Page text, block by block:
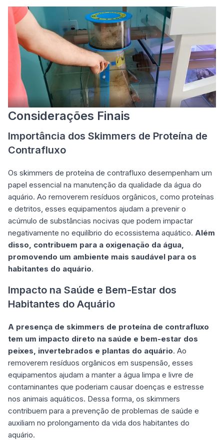
Considerações Finais
Importância dos Skimmers de Proteína de
Contrafluxo
Os skimmers de proteína de contrafluxo desempenham um
papel essencial na manutenção da qualidade da água do
aquário. Ao removerem resíduos orgânicos, como proteínas
e detritos, esses equipamentos ajudam a prevenir o
acúmulo de substâncias nocivas que podem impactar
negativamente no equilíbrio do ecossistema aquático. Além
disso, contribuem para a oxigenação da água,
promovendo um ambiente mais saudável para os
habitantes do aquário.
Impacto na Saúde e Bem-Estar dos
Habitantes do Aquário
A presença de skimmers de proteína de contrafluxo
tem um impacto direto na saúde e bem-estar dos
peixes, invertebrados e plantas do aquário. Ao
removerem resíduos orgânicos em suspensão, esses
equipamentos ajudam a manter a água limpa e livre de
contaminantes que poderiam causar doenças e estresse
nos animais aquáticos. Dessa forma, os skimmers
contribuem para a prevenção de problemas de saúde e
auxiliam no prolongamento da vida dos habitantes do
aquário.